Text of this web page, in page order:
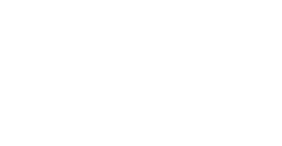
baignoire, douche et double